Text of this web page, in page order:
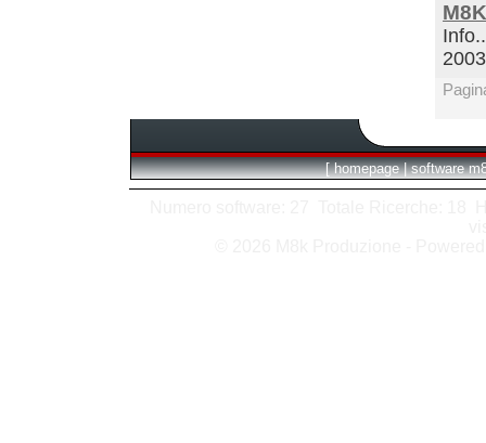
2003
[ homepage | software